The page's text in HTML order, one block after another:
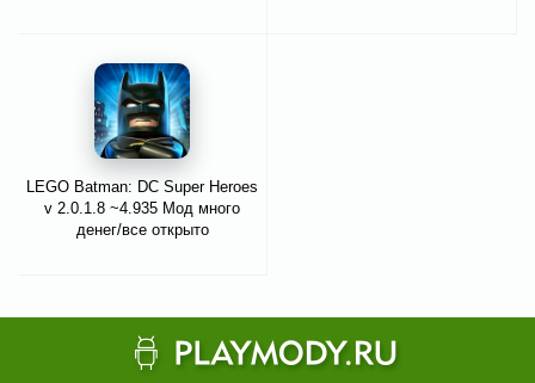
LEGO Batman: DC Super Heroes
v 2.0.1.8 ~4.935 Мод много
денег/все открыто